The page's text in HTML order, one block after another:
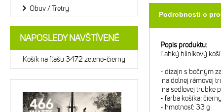
Podrobnosti o
Popis produktu:
Ľahký hliníkový
- dizajn s bočným
na dolnej rámovej
na sedlovej trubke
- farba košíka:
- hmotnosť: 33 g
Obuv / Tretry
NAPOSLEDY NAVŠTÍVENÉ
Košík na fľašu 3472 zeleno-čierny